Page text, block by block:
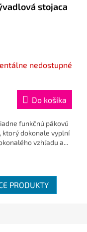
stojaca
nedostupné
Do košíka
funkčnú pákovú
ktorý dokonale vyplní
vzhľadu a...
PRODUKTY